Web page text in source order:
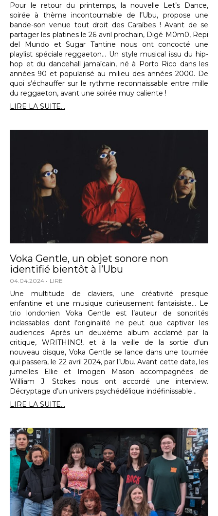
Pour le retour du printemps, la nouvelle Let’s Dance,
soirée à thème incontournable de l’Ubu, propose une
bande-son venue tout droit des Caraïbes ! Avant de se
partager les platines le 26 avril prochain, Digé M0m0, Repi
del Mundo et Sugar Tantine nous ont concocté une
playlist spéciale reggaeton… Un style musical issu du hip-
hop et du dancehall jamaïcain, né à Porto Rico dans les
années 90 et popularisé au milieu des années 2000. De
quoi s’échauffer sur le rythme reconnaissable entre mille
du reggaeton, avant une soirée muy caliente !
LIRE LA SUITE...
Voka Gentle, un objet sonore non
identifié bientôt à l’Ubu
04.04.2024 LIRE
Une multitude de claviers, une créativité presque
enfantine et une musique curieusement fantaisiste… Le
trio londonien Voka Gentle est l’auteur de sonorités
inclassables dont l’originalité ne peut que captiver les
audiences. Après un deuxième album acclamé par la
critique, WRITHING!, et à la veille de la sortie d’un
nouveau disque, Voka Gentle se lance dans une tournée
qui passera, le 22 avril 2024, par l’Ubu. Avant cette date, les
jumelles Ellie et Imogen Mason accompagnées de
William J. Stokes nous ont accordé une interview.
Décryptage d’un univers psychédélique indéfinissable…
LIRE LA SUITE...